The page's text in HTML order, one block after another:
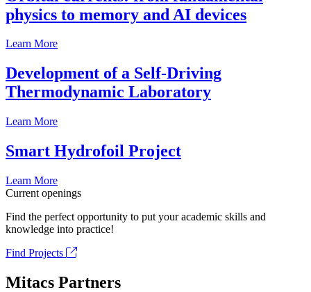
physics to memory and AI devices
Learn More
Development of a Self-Driving
Thermodynamic Laboratory
Learn More
Smart Hydrofoil Project
Learn More
Current openings
Find the perfect opportunity to put your academic skills and
knowledge into practice!
Find Projects
Mitacs Partners